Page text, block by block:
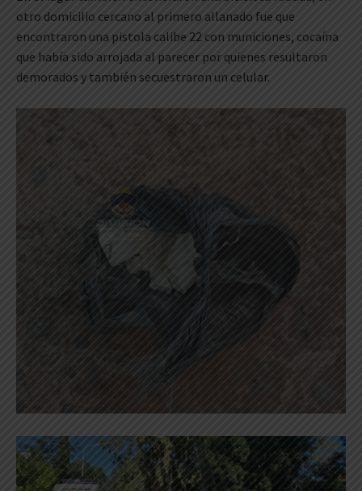
otro domicilio cercano al primero allanado fue que
encontraron una pistola calibe 22 con municiones, cocaína
que había sido arrojada al parecer por quienes resultaron
demorados y también secuestraron un celular.